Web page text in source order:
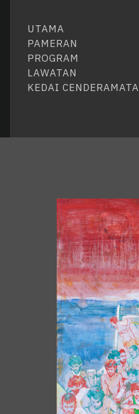
UTAMA
PAMERAN
PROGRAM
LAWATAN
KEDAI CENDERAMATA